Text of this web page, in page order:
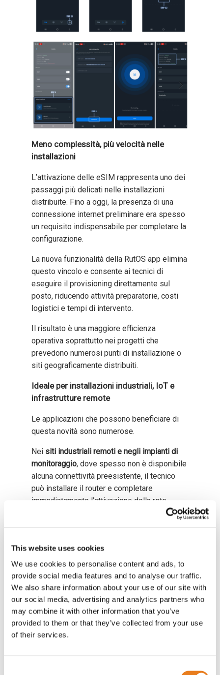
This website uses cookies
We use cookies to personalise content and ads, to
provide social media features and to analyse our traffic.
We also share information about your use of our site with
our social media, advertising and analytics partners who
may combine it with other information that you’ve
provided to them or that they’ve collected from your use
of their services.
Meno complessità, più velocità nelle
installazioni
L’attivazione delle eSIM rappresenta uno dei
passaggi più delicati nelle installazioni
distribuite. Fino a oggi, la presenza di una
connessione internet preliminare era spesso
un requisito indispensabile per completare la
configurazione.
La nuova funzionalità della RutOS app elimina
questo vincolo e consente ai tecnici di
eseguire il provisioning direttamente sul
posto, riducendo attività preparatorie, costi
logistici e tempi di intervento.
Il risultato è una maggiore efficienza
operativa soprattutto nei progetti che
prevedono numerosi punti di installazione o
siti geograficamente distribuiti.
Ideale per installazioni industriali, IoT e
infrastrutture remote
Le applicazioni che possono beneficiare di
questa novità sono numerose.
Nei siti industriali remoti e negli impianti di
monitoraggio, dove spesso non è disponibile
alcuna connettività preesistente, il tecnico
può installare il router e completare
immediatamente l’attivazione della rete
distribuite sul territorio, la gestione dei profili
eliminando la necessità di gestire grandi
Anche neicantieri temporanei, nelle
installazioni mobili e nelle infrastrutture di
trasporto, la possibilità di configurare il router
direttamente tramite smartphone consente di